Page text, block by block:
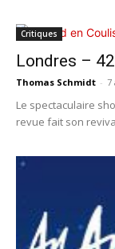
Critiques
Londres –
Thomas Schmidt - 7
Le spectaculaire
revue fait son